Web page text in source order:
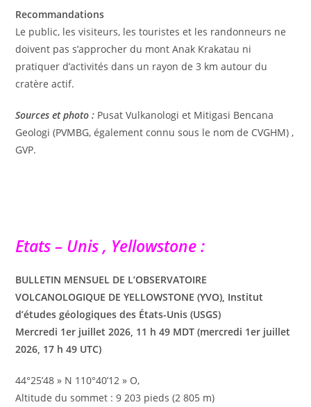
Recommandations
Le public, les visiteurs, les touristes et les randonneurs ne
doivent pas s’approcher du mont Anak Krakatau ni
pratiquer d’activités dans un rayon de 3 km autour du
cratère actif.
Sources et photo : Pusat Vulkanologi et Mitigasi Bencana
Geologi (PVMBG, également connu sous le nom de CVGHM) ,
GVP.
Etats – Unis , Yellowstone :
BULLETIN MENSUEL DE L’OBSERVATOIRE
VOLCANOLOGIQUE DE YELLOWSTONE (YVO), Institut
d’études géologiques des États-Unis (USGS)
Mercredi 1er juillet 2026, 11 h 49 MDT (mercredi 1er juillet
2026, 17 h 49 UTC)
44°25’48 » N 110°40’12 » O,
Altitude du sommet : 9 203 pieds (2 805 m)